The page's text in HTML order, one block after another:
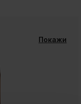
Покажи